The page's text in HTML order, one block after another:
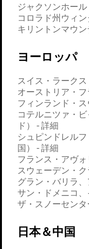
ジャクソンホール
コロラド州ウィ
キリントンマウ
ヨーロッパ
スイス・ラークス
オーストリア・
フィンランド・ス
コテルニツァ・
ド） - 詳細
シュピンドレル
国） - 詳細
フランス・アヴ
スウェーデン・
グラン・バリラ、
サン・ドメニコ、
ザ・スノーセンタ
日本＆中国